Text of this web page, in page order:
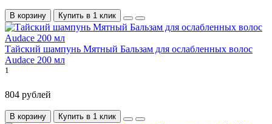
В корзину Купить в 1 клик
Тайский шампунь Мятный Бальзам для ослабленных волос
Audace 200 мл
1
804 рублей
В корзину Купить в 1 клик